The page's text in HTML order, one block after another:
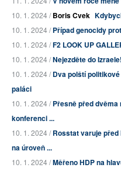
10. 1. 2024 /Boris Cvek
10. 1. 2024 /Případ genocidy
10. 1. 2024 /F2 LOOK UP
10. 1. 2024 /Nejezděte do Izraele!
10. 1. 2024 /Dva polští
paláci
10. 1. 2024 /Přesně před
konferenci ...
10. 1. 2024 /Rosstat varuje
na úroveň ...
10. 1. 2024 /Měřeno HDP na